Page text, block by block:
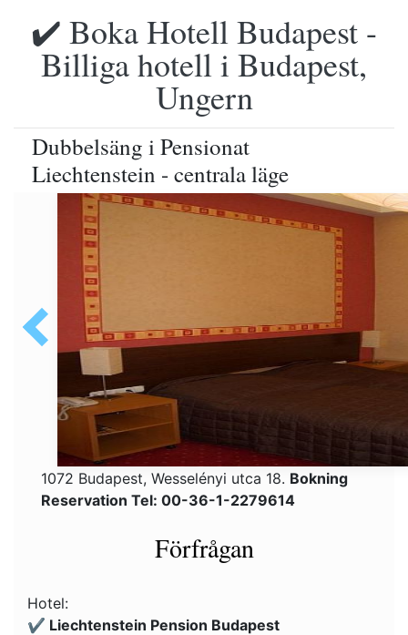
✔️ Boka Hotell Budapest -
Billiga hotell i Budapest,
Ungern
Dubbelsäng i Pensionat
Liechtenstein - centrala läge
1072 Budapest, Wesselényi utca 18. Bokning
Reservation Tel: 00-36-1-2279614
Förfrågan
Hotel:
✔️ Liechtenstein Pension Budapest